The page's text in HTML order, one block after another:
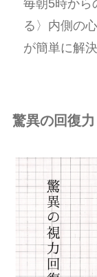
毎朝5時から
る〉内側の
が簡単に解
驚異の回復